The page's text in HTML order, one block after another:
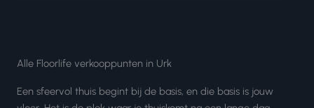
Alle Floorlife verkooppunten in Urk
Een sfeervol thuis begint bij de basis, en die basis is jouw